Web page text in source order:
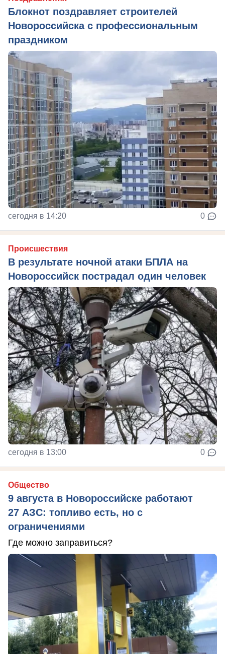
Блокнот поздравляет строителей
Новороссийска с профессиональным
праздником
сегодня в 14:20 0
Происшествия
В результате ночной атаки БПЛА на
Новороссийск пострадал один человек
сегодня в 13:00 0
Общество
9 августа в Новороссийске работают
27 АЗС: топливо есть, но с
ограничениями
Где можно заправиться?